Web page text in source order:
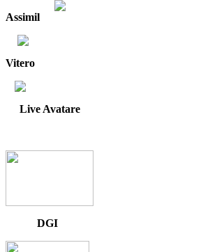
Assimil
Vitero
Live Avatare
DGI